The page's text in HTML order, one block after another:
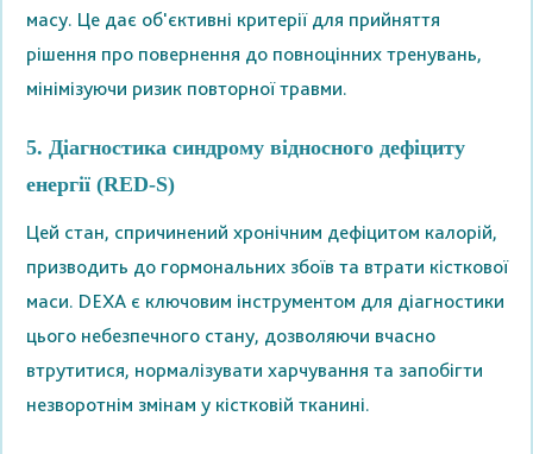
масу. Це дає об'єктивні критерії для прийняття
рішення про повернення до повноцінних тренувань,
мінімізуючи ризик повторної травми.
5. Діагностика синдрому відносного дефіциту
енергії (RED-S)
Цей стан, спричинений хронічним дефіцитом калорій,
призводить до гормональних збоїв та втрати кісткової
маси. DEXA є ключовим інструментом для діагностики
цього небезпечного стану, дозволяючи вчасно
втрутитися, нормалізувати харчування та запобігти
незворотнім змінам у кістковій тканині.